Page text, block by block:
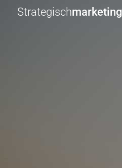
Strategischmarketing